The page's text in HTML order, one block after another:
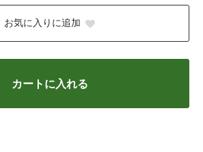
お気に入りに追加
カートに入れる